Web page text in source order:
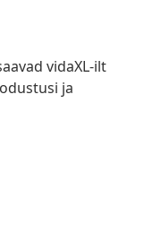
vidaXL-ilt
ja